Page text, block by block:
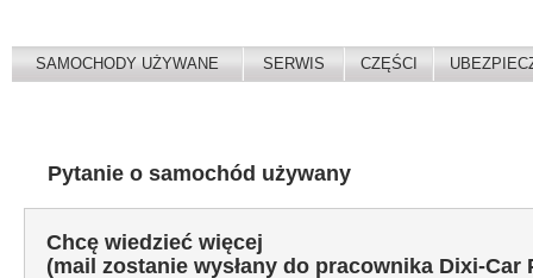
SAMOCHODY UŻYWANE SERWIS CZĘŚCI
Pytanie o samochód używany
Chcę wiedzieć więcej
(mail zostanie wysłany do pracownika Dixi-Car